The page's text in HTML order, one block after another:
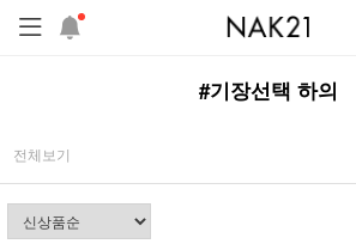
#기장선택 하의
전체보기